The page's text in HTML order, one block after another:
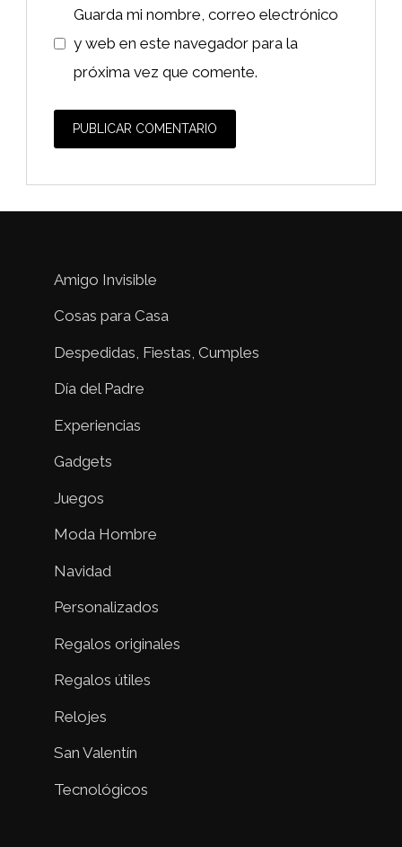
Guarda mi nombre, correo electrónico
y web en este navegador para la
próxima vez que comente.
Amigo Invisible
Cosas para Casa
Despedidas, Fiestas, Cumples
Día del Padre
Experiencias
Gadgets
Juegos
Moda Hombre
Navidad
Personalizados
Regalos originales
Regalos útiles
Relojes
San Valentín
Tecnológicos